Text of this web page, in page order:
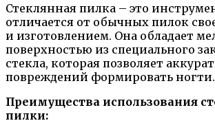
Стеклянная пилка – это
отличается от обычных пилок
и изготовлением. Она обладает
поверхностью из специального
стекла, которая позволяет
повреждений формировать ногти.
Преимущества использования
пилки: